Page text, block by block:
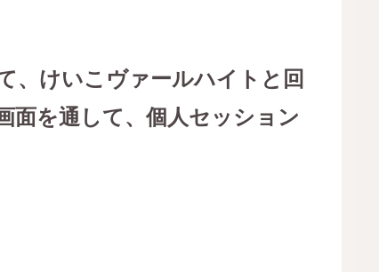
、けいこヴァールハイトと回
面を通して、個人セッション